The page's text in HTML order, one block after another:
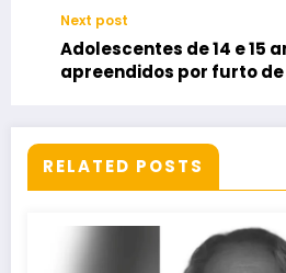
Next post
Adolescentes de 14 e 15
apreendidos por furto
RELATED POSTS